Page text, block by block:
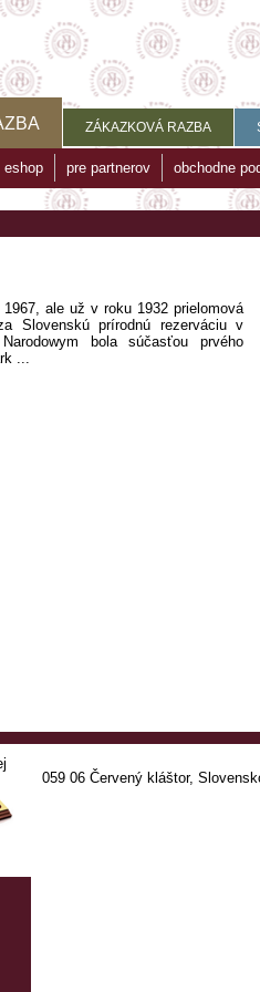
ZÁKAZKOVÁ RAZBA
eshop pre partnerov obchodne
ale už v roku 1932 prielomová
Slovenskú prírodnú rezerváciu v
bola súčasťou prvého
...
059 06 Červený kláštor,